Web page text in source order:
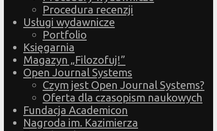
Procedura recenzji
Usługi wydawnicze
Portfolio
Księgarnia
Magazyn „Filozofuj!”
Open Journal Systems
Czym jest Open Journal Systems?
Oferta dla czasopism naukowych
Fundacja Academicon
Nagroda im. Kazimierza